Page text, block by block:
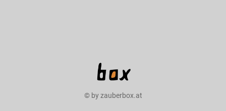
© by zauberbox.at